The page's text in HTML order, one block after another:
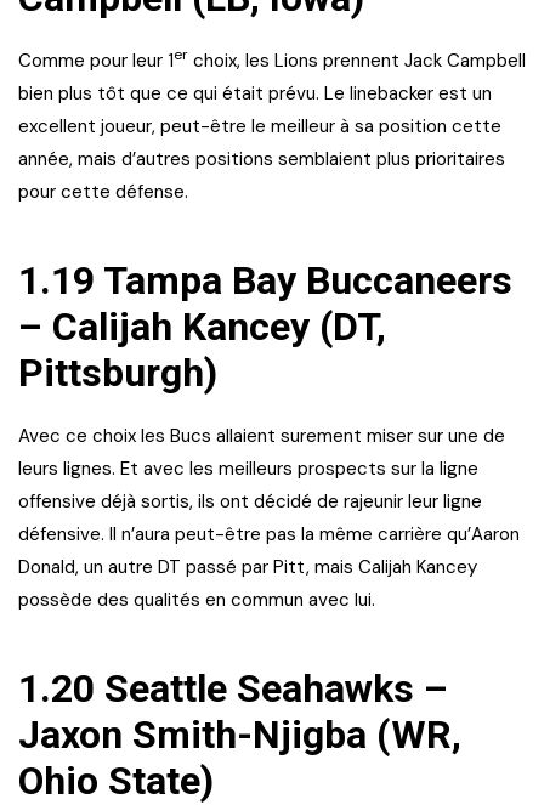
Comme pour leur 1er choix, les Lions prennent Jack Campbell
bien plus tôt que ce qui était prévu. Le linebacker est un
excellent joueur, peut-être le meilleur à sa position cette
année, mais d’autres positions semblaient plus prioritaires
pour cette défense.
1.19 Tampa Bay Buccaneers
– Calijah Kancey (DT,
Pittsburgh)
Avec ce choix les Bucs allaient surement miser sur une de
leurs lignes. Et avec les meilleurs prospects sur la ligne
offensive déjà sortis, ils ont décidé de rajeunir leur ligne
défensive. Il n’aura peut-être pas la même carrière qu’Aaron
Donald, un autre DT passé par Pitt, mais Calijah Kancey
possède des qualités en commun avec lui.
1.20 Seattle Seahawks –
Jaxon Smith-Njigba (WR,
Ohio State)